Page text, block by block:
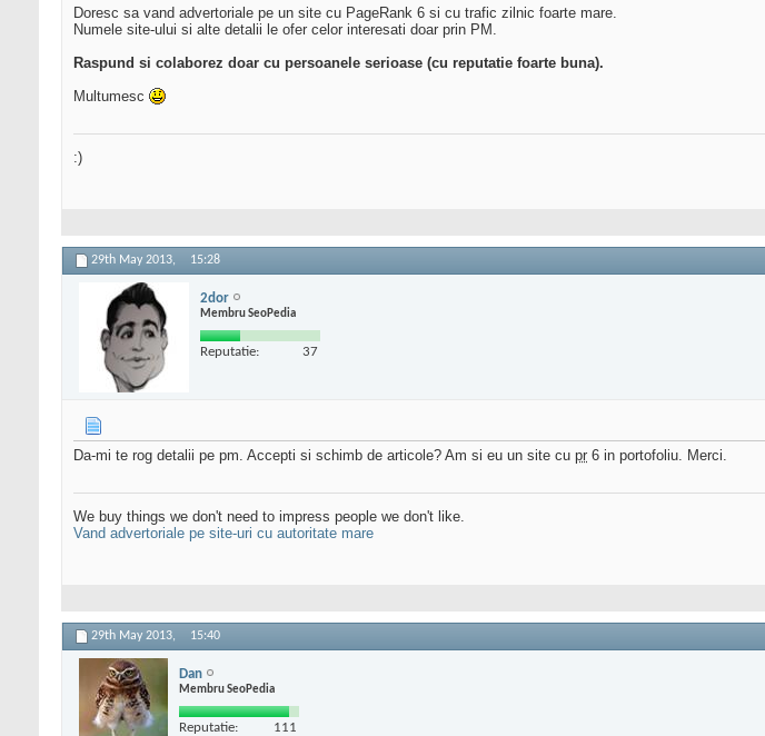
Doresc sa vand advertoriale pe un site cu PageRank 6 si cu trafic zilnic foarte mare.
Numele site-ului si alte detalii le ofer celor interesati doar prin PM.
Raspund si colaborez doar cu persoanele serioase (cu reputatie foarte buna).
Multumesc
:)
29th May 2013, 15:28
2dor
Membru SeoPedia
Reputatie: 37
Da-mi te rog detalii pe pm. Accepti si schimb de articole? Am si eu un site cu pr 6 in portofoliu. Merci.
We buy things we don't need to impress people we don't like.
Vand advertoriale pe site-uri cu autoritate mare
29th May 2013, 15:40
Dan
Membru SeoPedia
Reputatie: 111